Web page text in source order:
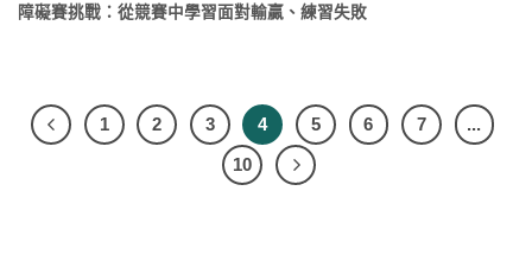
障礙賽挑戰：從競賽中學習面對輸贏、練習失敗
1 2 3 4 5 6 7
...
10